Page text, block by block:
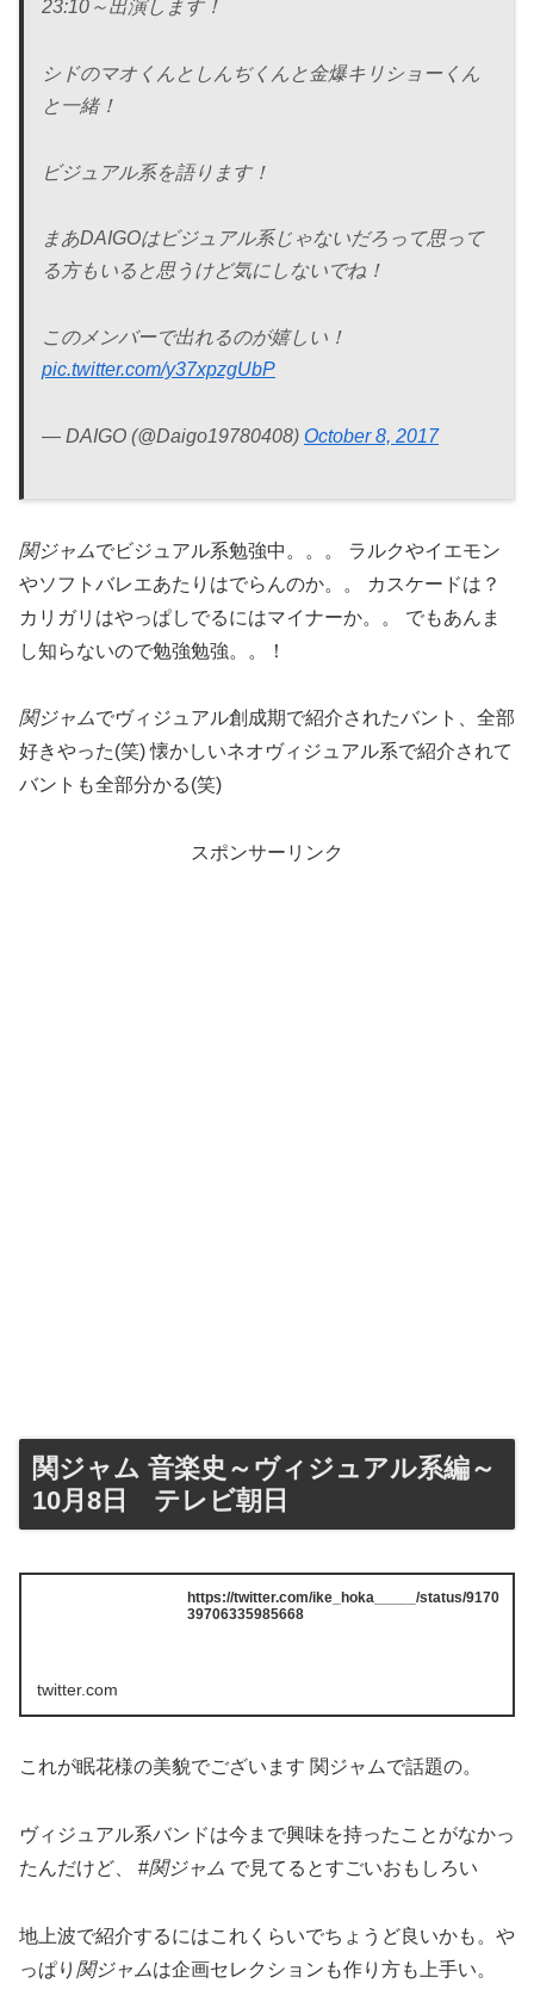
23:10～出演します！
シドのマオくんとしんぢくんと金爆キリショーくん
と一緒！
ビジュアル系を語ります！
まあDAIGOはビジュアル系じゃないだろって思って
る方もいると思うけど気にしないでね！
このメンバーで出れるのが嬉しい！
pic.twitter.com/y37xpzgUbP
— DAIGO (@Daigo19780408) October 8, 2017
関ジャムでビジュアル系勉強中。。。 ラルクやイエモン
やソフトバレエあたりはでらんのか。。 カスケードは？
カリガリはやっぱしでるにはマイナーか。。 でもあんま
し知らないので勉強勉強。。！
関ジャムでヴィジュアル創成期で紹介されたバント、全部
好きやった(笑) 懐かしいネオヴィジュアル系で紹介されて
バントも全部分かる(笑)
スポンサーリンク
関ジャム 音楽史～ヴィジュアル系編～
10月8日 テレビ朝日
https://twitter.com/ike_hoka_____/status/9170
39706335985668
twitter.com
これが眠花様の美貌でございます 関ジャムで話題の。
ヴィジュアル系バンドは今まで興味を持ったことがなかっ
たんだけど、 #関ジャム で見てるとすごいおもしろい
地上波で紹介するにはこれくらいでちょうど良いかも。や
っぱり 関ジャムは企画セレクションも作り方も上手い。